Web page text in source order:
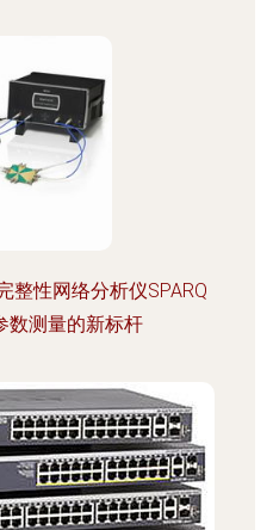
整性网络分析仪SPARQ
数测量的新标杆